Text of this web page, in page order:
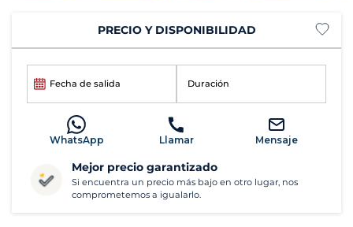
PRECIO Y DISPONIBILIDAD
Fecha de salida Duración
WhatsApp Llamar Mensaje
Mejor precio garantizado
Si encuentra un precio más bajo en otro lugar, nos
comprometemos a igualarlo.